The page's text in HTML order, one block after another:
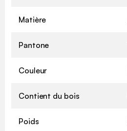
Matière
Pantone
Couleur
Contient du bois
Poids